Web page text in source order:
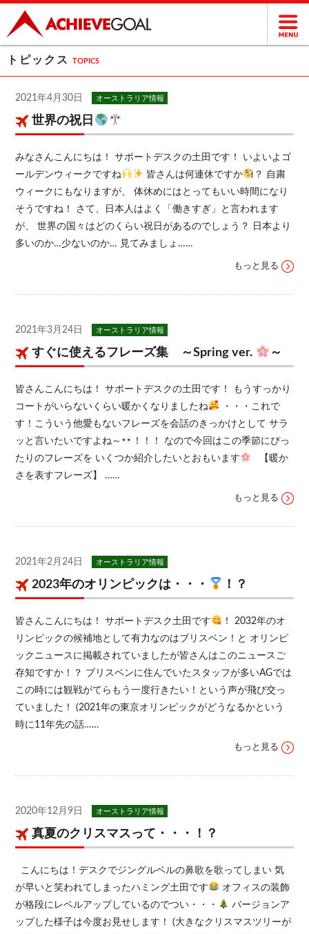
トピックス TOPICS
2021年4月30日 オーストラリア情報
世界の祝日
みなさんこんにちは！ サポートデスクの土田です！ いよいよゴ
ールデンウィークですね
皆さんは何連休ですか
？ 自粛
ウィークにもなりますが、 体休めにはとってもいい時間になり
そうですね！ さて、日本人はよく「働きすぎ」と言われます
が、 世界の国々はどのくらい祝日があるのでしょう？ 日本より
多いのか…少ないのか… 見てみましょ……
もっと見る
2021年3月24日 オーストラリア情報
すぐに使えるフレーズ集 ～Spring ver. ～
皆さんこんにちは！ サポートデスクの土田です！ もうすっかり
コートがいらないくらい暖かくなりましたね
・・・これで
す！こういう他愛もないフレーズを会話のきっかけとして サラ
ッと言いたいですよね～
！！！ なので今回はこの季節にぴっ
たりのフレーズを いくつか紹介したいとおもいます
【暖か
さを表すフレーズ】 ……
もっと見る
2021年2月24日 オーストラリア情報
2023年のオリンピックは・・・ ！？
皆さんこんにちは！ サポートデスク土田です
！ 2032年のオ
リンピックの候補地として有力なのはブリスベン！と オリンピ
ックニュースに掲載されていましたが皆さんはこのニュースご
存知ですか！？ ブリスベンに住んでいたスタッフが多いAGでは
この時には観戦がてらもう一度行きたい！という声が飛び交っ
ていました！ (2021年の東京オリンピックがどうなるかという
時に11年先の話……
もっと見る
2020年12月9日 オーストラリア情報
真夏のクリスマスって・・・！？
こんにちは！デスクでジングルベルの鼻歌を歌ってしまい 気
が早いと笑われてしまったハミング土田です
オフィスの装飾
が格段にレベルアップしているのでつい・・・
バージョンア
ップした様子は今度お見せします！ (大きなクリスマスツリーが